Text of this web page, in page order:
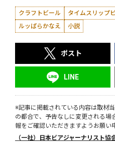
クラフトビール タイムスリップ
ルッぱらかなえ
小説
ポスト
LINE
※記事に掲載されている内容は取材
の都合で、予告なしに変更される
報をご確認いただきますようお願い
（一社）日本ビアジャーナリスト協